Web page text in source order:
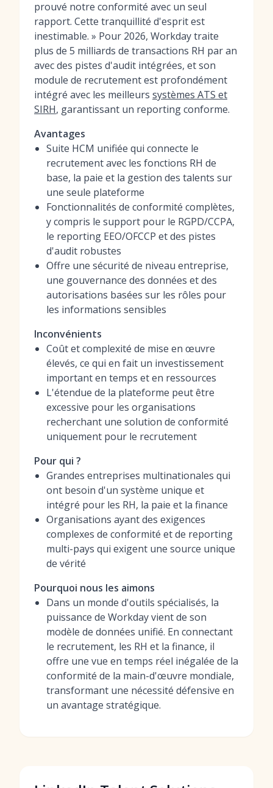
prouvé notre conformité avec un seul
rapport. Cette tranquillité d'esprit est
inestimable. » Pour 2026, Workday traite
plus de 5 milliards de transactions RH par an
avec des pistes d'audit intégrées, et son
module de recrutement est profondément
intégré avec les meilleurs systèmes ATS et
SIRH, garantissant un reporting conforme.
Avantages
Suite HCM unifiée qui connecte le
recrutement avec les fonctions RH de
base, la paie et la gestion des talents sur
une seule plateforme
Fonctionnalités de conformité complètes,
y compris le support pour le RGPD/CCPA,
le reporting EEO/OFCCP et des pistes
d'audit robustes
Offre une sécurité de niveau entreprise,
une gouvernance des données et des
autorisations basées sur les rôles pour
les informations sensibles
Inconvénients
Coût et complexité de mise en œuvre
élevés, ce qui en fait un investissement
important en temps et en ressources
L'étendue de la plateforme peut être
excessive pour les organisations
recherchant une solution de conformité
uniquement pour le recrutement
Pour qui ?
Grandes entreprises multinationales qui
ont besoin d'un système unique et
intégré pour les RH, la paie et la finance
Organisations ayant des exigences
complexes de conformité et de reporting
multi-pays qui exigent une source unique
de vérité
Pourquoi nous les aimons
Dans un monde d'outils spécialisés, la
puissance de Workday vient de son
modèle de données unifié. En connectant
le recrutement, les RH et la finance, il
offre une vue en temps réel inégalée de la
conformité de la main-d'œuvre mondiale,
transformant une nécessité défensive en
un avantage stratégique.